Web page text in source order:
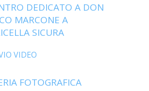
DEDICATO A DON
MARCONE A
SICURA
VIDEO
FOTOGRAFICA